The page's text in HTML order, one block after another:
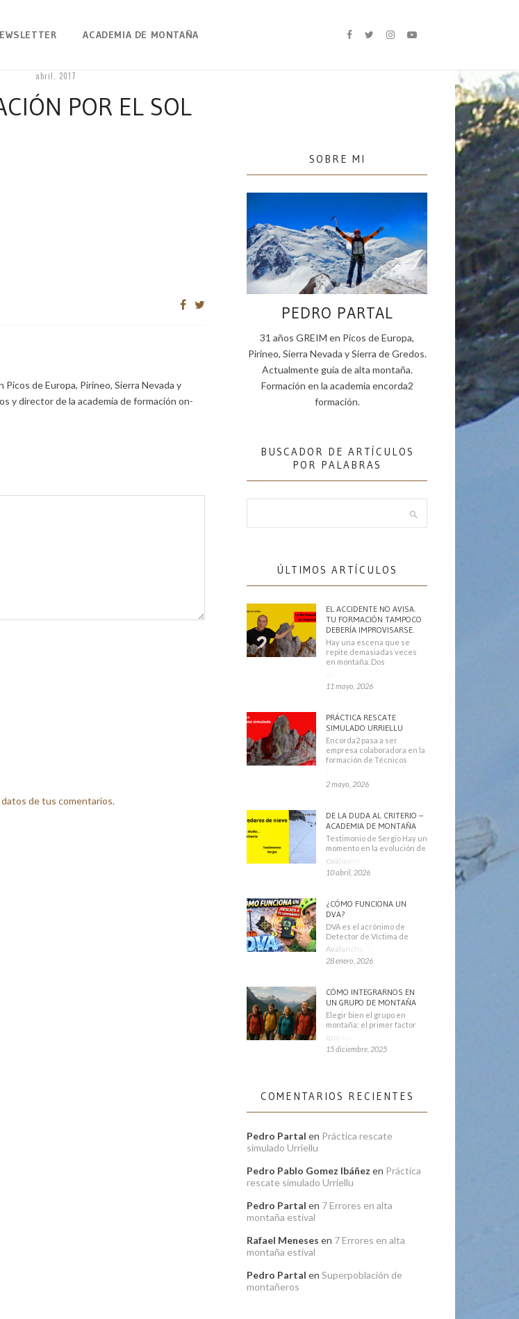
ACADEMIA DE MONTAÑA
abril, 2017
POR EL SOL
de Europa, Pirineo, Sierra Nevada y
y director de la academia de formación on-
de tus comentarios.
SOBRE MI
PEDRO PARTAL
31 años GREIM en Picos de Europa,
Pirineo, Sierra Nevada y Sierra de Gredos.
Actualmente guía de alta montaña.
Formación en la academia encorda2
formación.
BUSCADOR DE ARTÍCULOS
POR PALABRAS
ÚLTIMOS ARTÍCULOS
EL ACCIDENTE NO AVISA.
TU FORMACIÓN TAMPOCO
DEBERÍA IMPROVISARSE.
Hay una escena que se
repite demasiadas veces
en montaña. Dos
11 mayo, 2026
PRÁCTICA RESCATE
SIMULADO URRIELLU
Encorda2 pasa a ser
empresa colaboradora en la
formación de Técnicos
2 mayo, 2026
DE LA DUDA AL CRITERIO –
ACADEMIA DE MONTAÑA
Testimonio de Sergio Hay un
momento en la evolución de
cualquier montañero
10 abril, 2026
¿CÓMO FUNCIONA UN
DVA?
DVA es el acrónimo de
Detector de Víctima de
Avalancha. También se
28 enero, 2026
CÓMO INTEGRARNOS EN
UN GRUPO DE MONTAÑA
Elegir bien el grupo en
montaña: el primer factor
que condiciona tu
15 diciembre, 2025
COMENTARIOS RECIENTES
Pedro Partal en Práctica rescate
simulado Urriellu
Pedro Pablo Gomez Ibáñez en Práctica
rescate simulado Urriellu
Pedro Partal en 7 Errores en alta
montaña estival
Rafael Meneses en 7 Errores en alta
montaña estival
Pedro Partal en Superpoblación de
montañeros